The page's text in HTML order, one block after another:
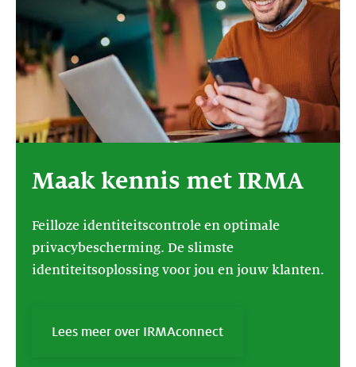
Maak kennis met IRMA
Feilloze identiteitscontrole en optimale
privacybescherming. De slimste
identiteitsoplossing voor jou en jouw klanten.
Lees meer over IRMAconnect